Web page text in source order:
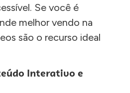
Se você é
melhor vendo na
são o recurso ideal
Interativo e